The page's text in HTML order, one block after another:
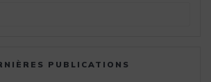
PUBLICATIONS